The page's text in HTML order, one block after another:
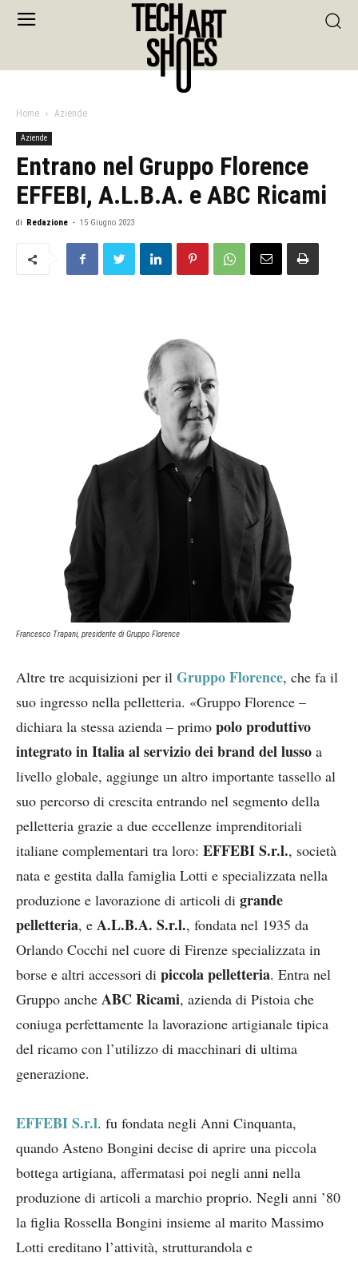
Home Aziende
Aziende
Entrano nel Gruppo Florence
EFFEBI, A.L.B.A. e ABC Ricami
di Redazione - 15 Giugno 2023
Francesco Trapani, presidente di Gruppo Florence
Altre tre acquisizioni per il Gruppo Florence, che fa il
suo ingresso nella pelletteria. «Gruppo Florence –
dichiara la stessa azienda – primo polo produttivo
integrato in Italia al servizio dei brand del lusso a
livello globale, aggiunge un altro importante tassello al
suo percorso di crescita entrando nel segmento della
pelletteria grazie a due eccellenze imprenditoriali
italiane complementari tra loro: EFFEBI S.r.l., società
nata e gestita dalla famiglia Lotti e specializzata nella
produzione e lavorazione di articoli di grande
pelletteria, e A.L.B.A. S.r.l., fondata nel 1935 da
Orlando Cocchi nel cuore di Firenze specializzata in
borse e altri accessori di piccola pelletteria. Entra nel
Gruppo anche ABC Ricami, azienda di Pistoia che
coniuga perfettamente la lavorazione artigianale tipica
del ricamo con l’utilizzo di macchinari di ultima
generazione.
EFFEBI S.r.l. fu fondata negli Anni Cinquanta,
quando Asteno Bongini decise di aprire una piccola
bottega artigiana, affermatasi poi negli anni nella
produzione di articoli a marchio proprio. Negli anni ’80
la figlia Rossella Bongini insieme al marito Massimo
Lotti ereditano l’attività, strutturandola e